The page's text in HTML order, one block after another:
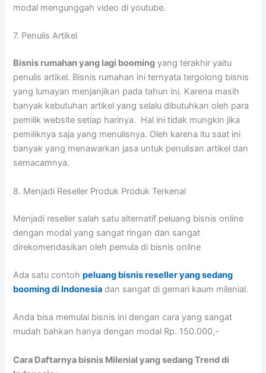
modal mengunggah video di youtube.
7. Penulis Artikel
Bisnis rumahan yang lagi booming yang terakhir yaitu
penulis artikel. Bisnis rumahan ini ternyata tergolong bisnis
yang lumayan menjanjikan pada tahun ini. Karena masih
banyak kebutuhan artikel yang selalu dibutuhkan oleh para
pemilik website setiap harinya. Hal ini tidak mungkin jika
pemiliknya saja yang menulisnya. Oleh karena itu saat ini
banyak yang menawarkan jasa untuk penulisan artikel dan
semacamnya.
8. Menjadi Reseller Produk Produk Terkenal
Menjadi reseller salah satu alternatif peluang bisnis online
dengan modal yang sangat ringan dan sangat
direkomendasikan oleh pemula di bisnis online
Ada satu contohpeluang bisnis reseller yang sedang
booming di Indonesia dan sangat di gemari kaum milenial.
Anda bisa memulai bisnis ini dengan cara yang sangat
mudah bahkan hanya dengan modal Rp. 150.000,-
Cara Daftarnya bisnis Milenial yang sedang Trend di